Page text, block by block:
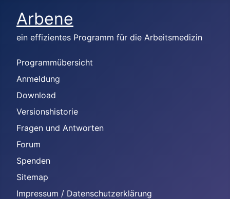
Arbene
ein effizientes Programm für die Arbeitsmedizin
Programmübersicht
Anmeldung
Download
Versionshistorie
Fragen und Antworten
Forum
Spenden
Sitemap
Impressum / Datenschutzerklärung